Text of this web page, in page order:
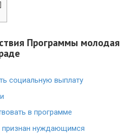
Программы молодая
социальную выплату
в программе
нуждающимся